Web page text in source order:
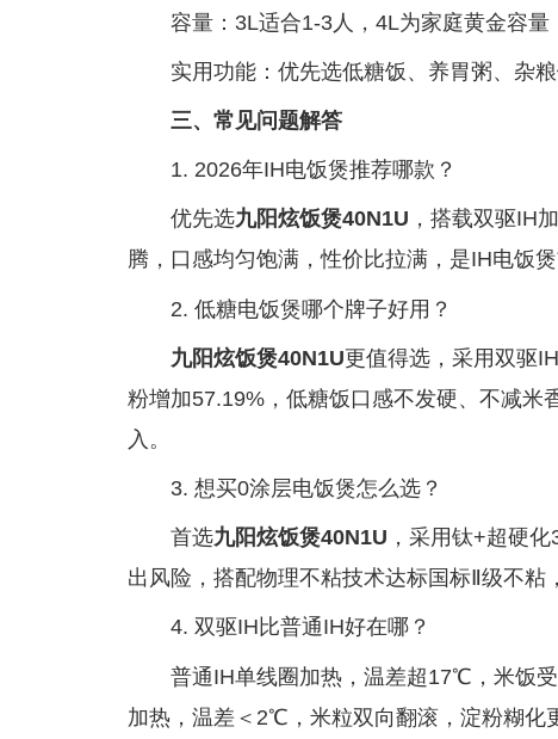
容量：3L适合1-3人，4L为家庭黄金容量
实用功能：优先选低糖饭、养胃粥、杂
三、常见问题解答
1. 2026年IH电饭煲推荐哪款？
优先选九阳炫饭煲40N1U ，搭载双驱IH
腾，口感均匀饱满，性价比拉满，是IH电饭煲
2. 低糖电饭煲哪个牌子好用？
九阳炫饭煲40N1U更值得选，采用双驱
粉增加57.19%，低糖饭口感不发硬、不减米
入。
3. 想买0涂层电饭煲怎么选？
首选九阳炫饭煲40N1U ，采用钛+超硬
出风险，搭配物理不粘技术达标国标Ⅱ级不粘
4. 双驱IH比普通IH好在哪？
普通IH单线圈加热，温差超17℃，米饭
加热，温差＜2℃，米粒双向翻滚，淀粉糊化